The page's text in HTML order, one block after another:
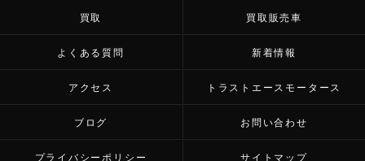
買取 買取販売車
よくある質問 新着情報
アクセス トラストエースモータース
ブログ お問い合わせ
プライバシーポリシー サイトマップ